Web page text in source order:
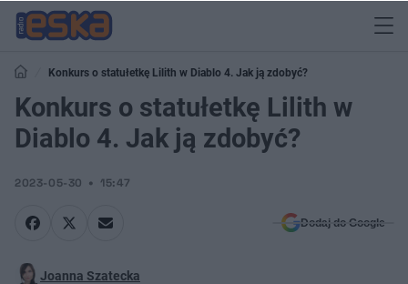
Konkurs o statułetkę Lilith w Diablo 4. Jak ją zdobyć?
Konkurs o statułetkę Lilith w
Diablo 4. Jak ją zdobyć?
2023-05-30 15:47
Dodaj do Google
Joanna Szatecka